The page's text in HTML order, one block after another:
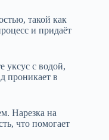
такой как
и придаёт
уксус с водой,
проникает в
Нарезка на
что помогает